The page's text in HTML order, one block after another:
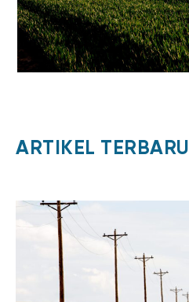
ARTIKEL TERBARU